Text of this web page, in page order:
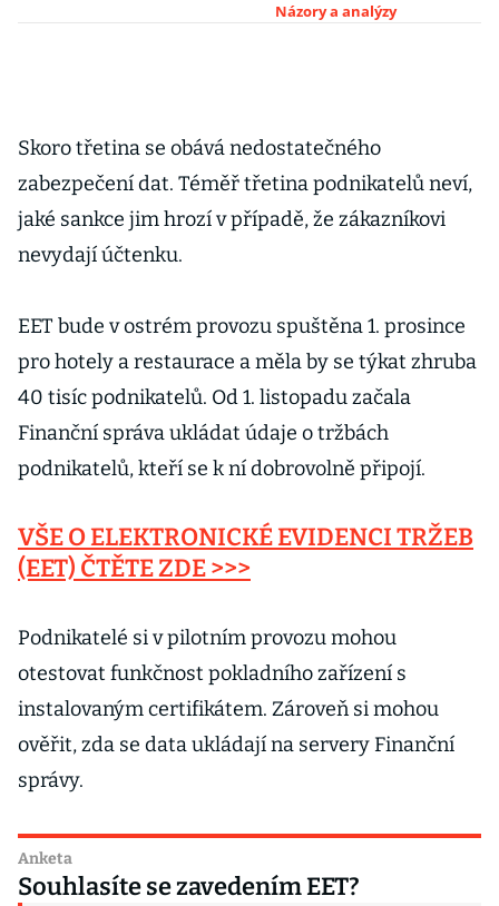
lásky snaha
Názory a analýzy
Skoro třetina se obává nedostatečného
zabezpečení dat. Téměř třetina podnikatelů neví,
jaké sankce jim hrozí v případě, že zákazníkovi
nevydají účtenku.
EET bude v ostrém provozu spuštěna 1. prosince
pro hotely a restaurace a měla by se týkat zhruba
40 tisíc podnikatelů. Od 1. listopadu začala
Finanční správa ukládat údaje o tržbách
podnikatelů, kteří se k ní dobrovolně připojí.
VŠE O ELEKTRONICKÉ EVIDENCI TRŽEB
(EET) ČTĚTE ZDE >>>
Podnikatelé si v pilotním provozu mohou
otestovat funkčnost pokladního zařízení s
instalovaným certifikátem. Zároveň si mohou
ověřit, zda se data ukládají na servery Finanční
správy.
Anketa
Souhlasíte se zavedením EET?